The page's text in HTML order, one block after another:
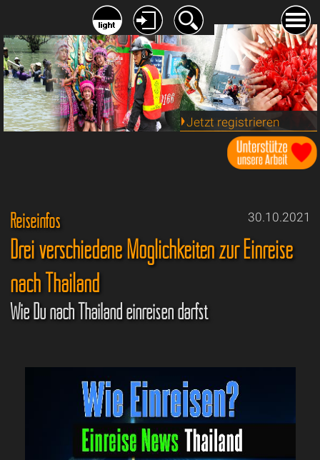
Jetzt registrieren
30.10.2021
Reiseinfos
Drei verschiedene Möglichkeiten zur Einreise
nach Thailand
Wie Du nach Thailand einreisen darfst